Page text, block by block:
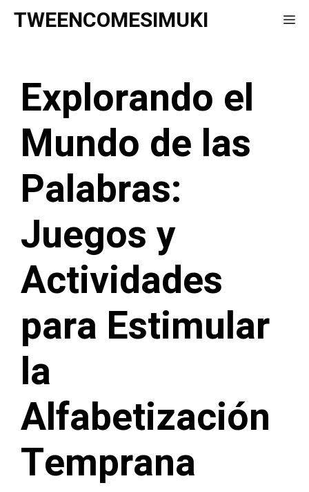
Saltar
TWEENCOMESIMUKI
Explorando el
Mundo de las
Palabras:
Juegos y
Actividades
para Estimular
la
Alfabetización
Temprana